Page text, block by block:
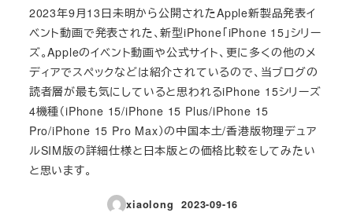
2023年9月13日未明から公開されたApple新製品発表イ
ベント動画で発表された、新型iPhone「iPhone 15」シリー
ズ。Appleのイベント動画や公式サイト、更に多くの他のメ
ディアでスペックなどは紹介されているので、当ブログの
読者層が最も気にしていると思われるiPhone 15シリーズ
4機種（iPhone 15/iPhone 15 Plus/iPhone 15
Pro/iPhone 15 Pro Max）の中国本土/香港版物理デュア
ルSIM版の詳細仕様と日本版との価格比較をしてみたい
と思います。
xiaolong
投稿日
2023-09-16